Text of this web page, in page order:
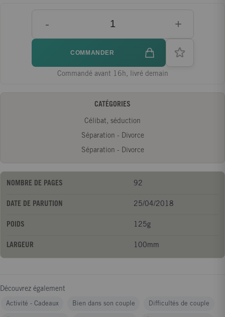
- +
COMMANDER
Commandé avant 16h, livré demain
CATÉGORIES
Célibat, séduction
Séparation - Divorce
Séparation - Divorce
NOMBRE DE PAGES 92
DATE DE PARUTION 25/04/2018
POIDS 125g
LARGEUR 100mm
Découvrez également
Activité - Cadeaux Bien dans son couple Difficultés de couple